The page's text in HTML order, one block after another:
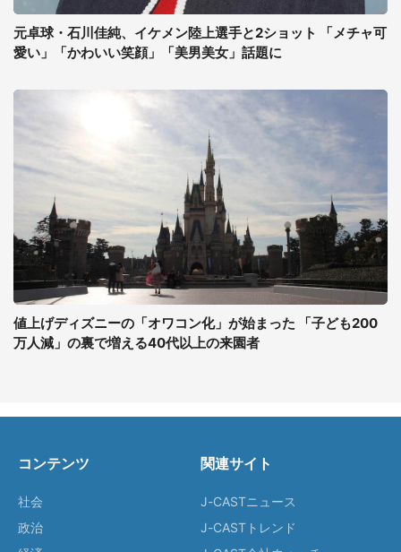
元卓球・石川佳純、イケメン陸上選手と2ショット 「メチャ可
愛い」「かわいい笑顔」「美男美女」話題に
値上げディズニーの「オワコン化」が始まった 「子ども200
万人減」の裏で増える40代以上の来園者
コンテンツ
社会
政治
関連サイト
J-CASTニュース
J-CASTトレンド